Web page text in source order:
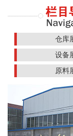
仓库
设备
原料